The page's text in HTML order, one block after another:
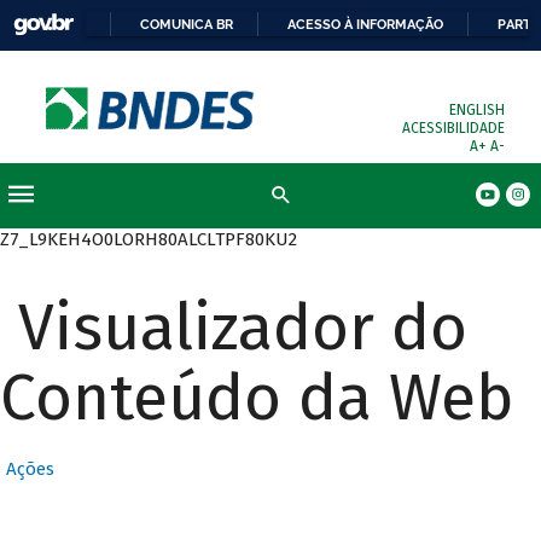
COMUNICA BR ACESSO À INFORMAÇÃO
ENGLISH
ACESSIBILIDADE
A+ A-
Z7_L9KEH4O0LORH80ALCLTPF80KU2
Visualizador do
Conteúdo da Web
Ações